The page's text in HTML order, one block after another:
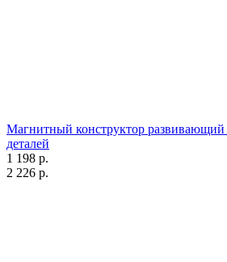
Магнитный конструктор развивающий
деталей
1 198 р.
2 226 р.